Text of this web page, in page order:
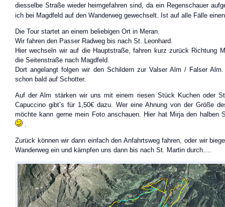
diesselbe Straße wieder heimgefahren sind, da ein Regenschauer
ich bei Magdfeld auf den Wanderweg gewechselt. Ist auf alle Fälle
Die Tour startet an einem beliebigen Ort in Meran.
Wir fahren den Passer Radweg bis nach St. Leonhard.
Hier wechseln wir auf die Hauptstraße, fahren kurz zurück Richtung
die Seitenstraße nach Magdfeld.
Dort angelangt folgen wir den Schildern zur Valser Alm / Falser
schon bald auf Schotter.
Auf der Alm stärken wir uns mit einem riesen Stück Kuchen oder
Capuccino gibt’s für 1,50€ dazu. Wer eine Ahnung von der Größe
möchte kann gerne mein Foto anschauen. Hier hat Mirja den halben
.
Zurück können wir dann einfach den Anfahrtsweg fahren, oder wir
Wanderweg ein und kämpfen uns dann bis nach St. Martin durch….